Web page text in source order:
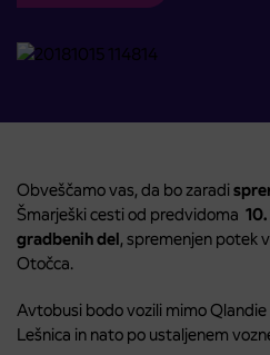
Obveščamo vas, da bo zaradi
Šmarješki cesti od predvidoma
gradbenih del, spremenjen potek
Otočca.
Avtobusi bodo vozili mimo
Lešnica in nato po ustaljenem